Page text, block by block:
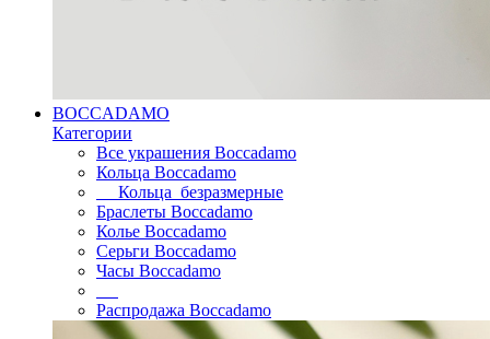
BOCCADAMO
Категории
Все украшения Boccadamo
Кольца Boccadamo
Кольца безразмерные
Браслеты Boccadamo
Колье Boccadamo
Серьги Boccadamo
Часы Boccadamo
Распродажа Boccadamo